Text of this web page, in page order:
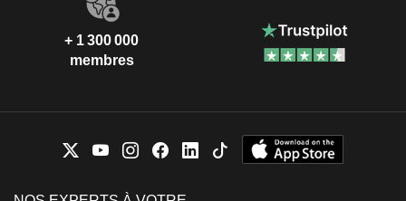
+ 1 300 000
membres